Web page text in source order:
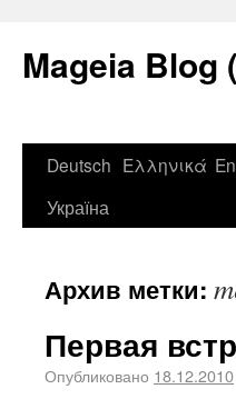
Mageia Blog
Deutsch Ελληνικά
Україна
Архив метки:
Первая
Опубликовано 18.12.2010